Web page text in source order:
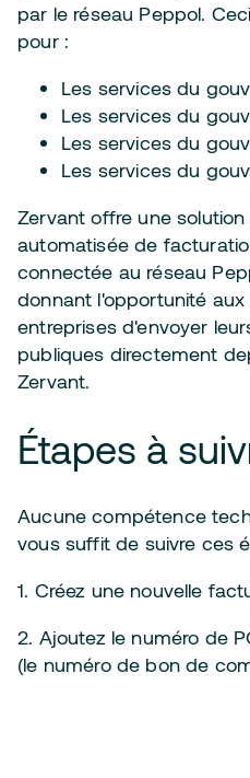
par le réseau Peppol.
pour :
Les services du
Les services du
Les services du
Les services du
Zervant offre une
automatisée de
connectée au réseau
donnant l'opportunité
entreprises d'envoyer
publiques directement
Zervant.
Étapes à
Aucune compétence
vous suffit de suivre ces
1. Créez une nouvelle
2. Ajoutez le numéro de
(le numéro de bon de